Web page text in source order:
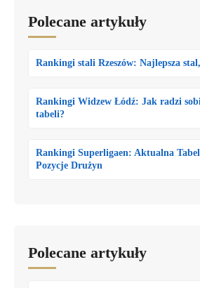
Polecane artykuły
Rankingi stali Rzeszów: Najlepsza
Rankingi Widzew Łódź: Jak radzi
tabeli?
Rankingi Superligaen: Aktualna
Pozycje Drużyn
Polecane artykuły